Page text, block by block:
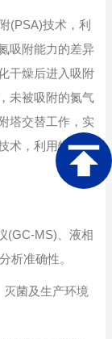
(PSA)技术，利
吸附能力的差异
干燥后进入吸附
未被吸附的氮气
塔交替工作，实
术，利用特殊膜
MS)、液相
析准确性。
菌及生产环境